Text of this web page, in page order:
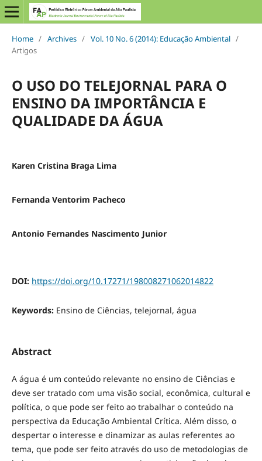
Home / Archives / Vol. 10 No. 6 (2014): Educação Ambiental /
Artigos
O USO DO TELEJORNAL PARA O
ENSINO DA IMPORTÂNCIA E
QUALIDADE DA ÁGUA
Karen Cristina Braga Lima
Fernanda Ventorim Pacheco
Antonio Fernandes Nascimento Junior
DOI: https://doi.org/10.17271/198008271062014822
Keywords: Ensino de Ciências, telejornal, água
Abstract
A água é um conteúdo relevante no ensino de Ciências e
deve ser tratado com uma visão social, econômica, cultural e
política, o que pode ser feito ao trabalhar o conteúdo na
perspectiva da Educação Ambiental Crítica. Além disso, o
despertar o interesse e dinamizar as aulas referentes ao
tema, que pode ser feito através do uso de metodologias de